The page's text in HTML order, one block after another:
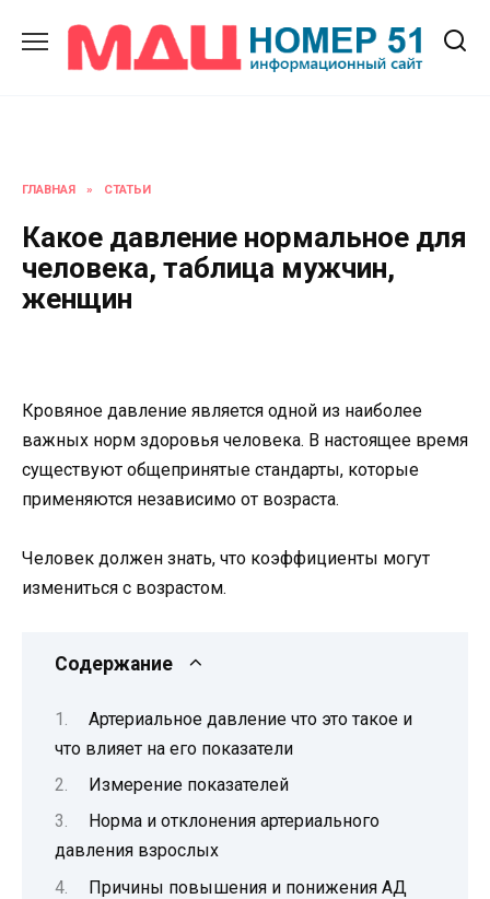
содержанию
ГЛАВНАЯ » СТАТЬИ
Какое давление нормальное для
человека, таблица мужчин,
женщин
Кровяное давление является одной из наиболее
важных норм здоровья человека. В настоящее время
существуют общепринятые стандарты, которые
применяются независимо от возраста.
Человек должен знать, что коэффициенты могут
измениться с возрастом.
Содержание
Артериальное давление что это такое и
что влияет на его показатели
Измерение показателей
Норма и отклонения артериального
давления взрослых
Причины повышения и понижения АД